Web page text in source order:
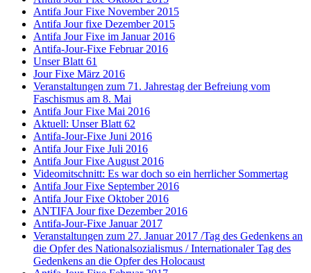
Antifa Jour Fixe November 2015
Antifa Jour fixe Dezember 2015
Antifa Jour Fixe im Januar 2016
Antifa-Jour-Fixe Februar 2016
Unser Blatt 61
Jour Fixe März 2016
Veranstaltungen zum 71. Jahrestag der Befreiung vom
Faschismus am 8. Mai
Antifa Jour Fixe Mai 2016
Aktuell: Unser Blatt 62
Antifa-Jour-Fixe Juni 2016
Antifa Jour Fixe Juli 2016
Antifa Jour Fixe August 2016
Videomitschnitt: Es war doch so ein herrlicher Sommertag
Antifa Jour Fixe September 2016
Antifa Jour Fixe Oktober 2016
ANTIFA Jour fixe Dezember 2016
Antifa-Jour-Fixe Januar 2017
Veranstaltungen zum 27. Januar 2017 /Tag des Gedenkens an
die Opfer des Nationalsozialismus / Internationaler Tag des
Gedenkens an die Opfer des Holocaust